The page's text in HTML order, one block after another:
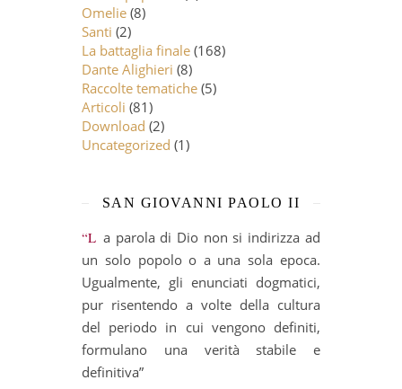
Omelie (8)
Santi (2)
La battaglia finale (168)
Dante Alighieri (8)
Raccolte tematiche (5)
Articoli (81)
Download (2)
Uncategorized (1)
SAN GIOVANNI PAOLO II
“La parola di Dio non si indirizza ad
un solo popolo o a una sola epoca.
Ugualmente, gli enunciati dogmatici,
pur risentendo a volte della cultura
del periodo in cui vengono definiti,
formulano una verità stabile e
definitiva”